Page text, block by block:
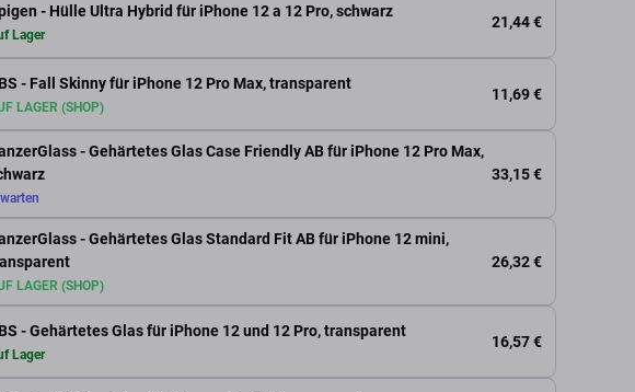
- Hülle Ultra Hybrid für iPhone 12 a 12 Pro, schwarz
Lager
21,44 €
- Fall Skinny für iPhone 12 Pro Max, transparent
LAGER (SHOP)
11,69 €
- Gehärtetes Glas Case Friendly AB für iPhone 12 Pro Max,
33,15 €
- Gehärtetes Glas Standard Fit AB für iPhone 12 mini,
LAGER (SHOP)
26,32 €
- Gehärtetes Glas für iPhone 12 und 12 Pro, transparent
Lager
16,57 €